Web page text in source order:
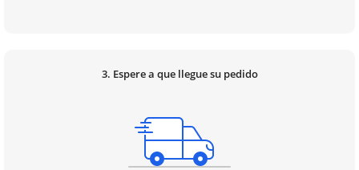
3. Espere a que llegue su pedido